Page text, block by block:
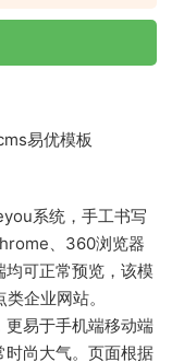
易优模板
系统，手工书写
、360浏览器
可正常预览，该模
企业网站。
易于手机端移动端
尚大气。页面根据